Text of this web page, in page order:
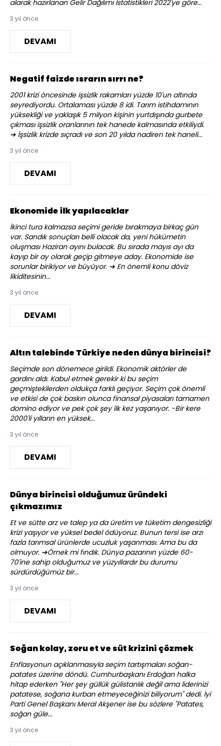
alarak hazırlanan Gelir Dağılımı İstatistikleri 2022'ye göre...
3 yıl önce
DEVAMI
Negatif faizde ısrarın sırrı ne?
2001 krizi öncesinde işsizlik rakamları yüzde 10'un altında
seyrediyordu. Ortalaması yüzde 8 idi. Tarım istihdamının
yüksekliği ve yaklaşık 5 milyon kişinin yurtdışında gurbete
çıkması işsizlik oranlarının tek hanede kalmasında etkiliydi.
➔ İşsizlik krizde sıçradı ve son 20 yılda nadiren tek haneli...
3 yıl önce
DEVAMI
Ekonomide ilk yapılacaklar
İkinci tura kalmazsa seçimi geride bırakmaya birkaç gün
var. Sandık sonuçları belli olacak da, yeni hükümetin
oluşması Haziran ayını bulacak. Bu sırada mayıs ayı da
kayıp bir ay olarak geçip gitmeye aday. Ekonomide ise
sorunlar birikiyor ve büyüyor. ➔ En önemli konu döviz
likiditesinin...
3 yıl önce
DEVAMI
Altın talebinde Türkiye neden dünya birincisi?
Seçimde son dönemece girildi. Ekonomik aktörler de
gardını aldı. Kabul etmek gerekir ki bu seçim
geçmiştekilerden oldukça farklı geçiyor. Seçim çok önemli
ve etkisi de çok baskın olunca finansal piyasaları tamamen
domino ediyor ve pek çok şey ilk kez yaşanıyor. -Bir kere
2000'li yılların en yüksek...
3 yıl önce
DEVAMI
Dünya birincisi olduğumuz üründeki
çıkmazımız
Et ve sütte arz ve talep ya da üretim ve tüketim dengesizliği
krizi yaşıyor ve yüksel bedel ödüyoruz. Bunun tersi ise arzı
fazla tarımsal ürünlerde ucuzluk yaşanması. Ama bu da
olmuyor. ➔Örnek mi fındık. Dünya pazarının yüzde 60-
70'ine sahip olduğumuz ve yüzyıllardır bu durumu
sürdürdüğümüz bir...
3 yıl önce
DEVAMI
Soğan kolay, zoru et ve süt krizini çözmek
Enflasyonun açıklanmasıyla seçim tartışmaları soğan-
patates üzerine döndü. Cumhurbaşkanı Erdoğan halka
hitap ederken "Her şey güllük gülistanlık değil ama liderinizi
patatese, soğana kurban etmeyeceğinizi biliyorum" dedi. İyi
Parti Genel Başkanı Meral Akşener ise bu sözlere "Patates,
soğan güle...
3 yıl önce